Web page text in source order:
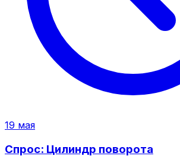
19 мая
Спрос: Цилиндр поворота